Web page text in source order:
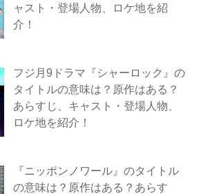
ャスト・登場人物、ロケ地を紹
介！
フジ月9ドラマ『シャーロック』の
タイトルの意味は？原作はある？
あらすじ、キャスト・登場人物、
ロケ地を紹介！
『ニッポンノワール』のタイトル
の意味は？原作はある？あらす